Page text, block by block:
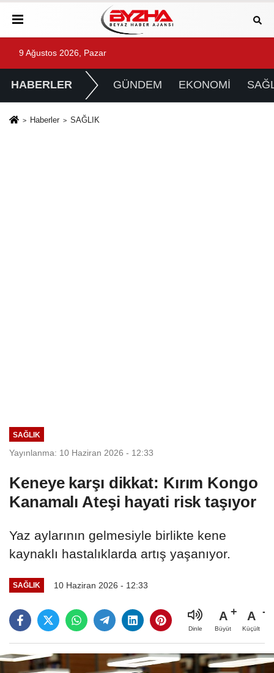
9 Ağustos 2026, Pazar
HABERLER GÜNDEM EKONOMİ
Haberler SAĞLIK
SAĞLIK
Yayınlanma: 10 Haziran 2026 - 12:33
Keneye karşı dikkat: Kırım Kongo
Kanamalı Ateşi hayati risk taşıyor
Yaz aylarının gelmesiyle birlikte kene
kaynaklı hastalıklarda artış yaşanıyor.
SAĞLIK 10 Haziran 2026 - 12:33
Dinle
A
Büyüt
A
Küçült